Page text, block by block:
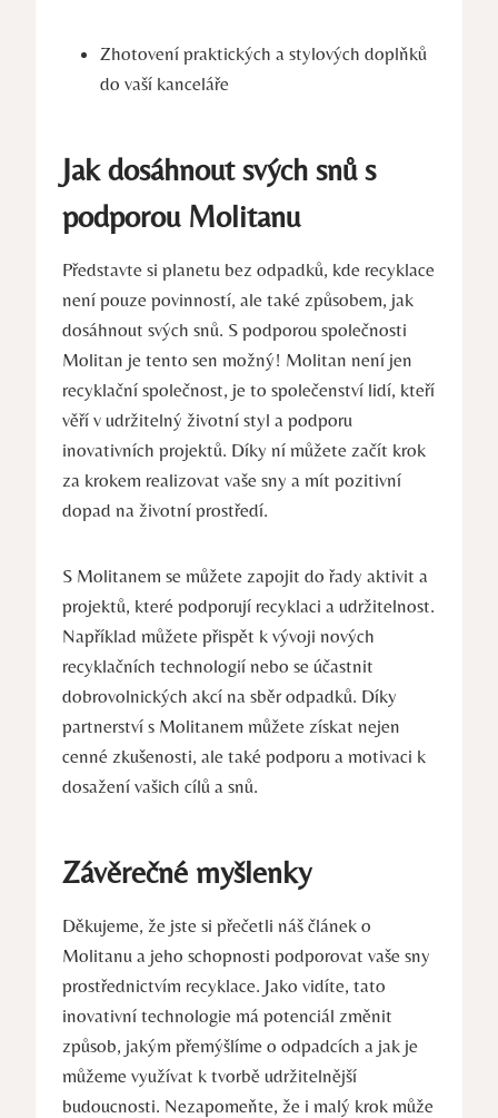
Zhotovení praktických a stylových doplňků
do vaší kanceláře
Jak dosáhnout svých snů s
podporou Molitanu
Představte si planetu bez odpadků, kde recyklace
není pouze povinností, ale také způsobem, jak
dosáhnout svých snů. S podporou společnosti
Molitan je tento sen možný! Molitan není jen
recyklační společnost, je to společenství lidí, kteří
věří v udržitelný životní styl a podporu
inovativních projektů. Díky ní můžete začít krok
za krokem realizovat vaše sny a mít pozitivní
dopad na životní prostředí.
S Molitanem se můžete zapojit do řady aktivit a
projektů, které podporují recyklaci a udržitelnost.
Například můžete přispět k vývoji nových
recyklačních technologií nebo se účastnit
dobrovolnických akcí na sběr odpadků. Díky
partnerství s Molitanem můžete získat nejen
cenné zkušenosti, ale také podporu a motivaci k
dosažení vašich cílů a snů.
Závěrečné myšlenky
Děkujeme, že jste si přečetli náš článek o
Molitanu a jeho schopnosti podporovat vaše sny
prostřednictvím recyklace. Jako vidíte, tato
inovativní technologie má potenciál změnit
způsob, jakým přemýšlíme o odpadcích a jak je
můžeme využívat k tvorbě udržitelnější
budoucnosti. Nezapomeňte, že i malý krok může